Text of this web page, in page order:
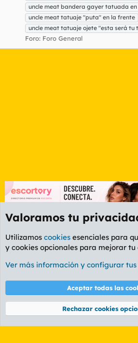
uncle meat bandera gayer tatuada en
uncle meat tatuaje "puta" en la frente
uncle meat tatuaje ojete "esta será tu
Foro: Foro General
Etiquetas
Cookies
PL OLDSTYLE AMARILLO
Términos y reglas Política
Community platform by XenForo® © 2010-2026
Valoramos tu
Utilizamos cookies esenciales para
y cookies opcionales para mejorar tu
Ver más información y configurar
Aceptar todas las
Rechazar cookies